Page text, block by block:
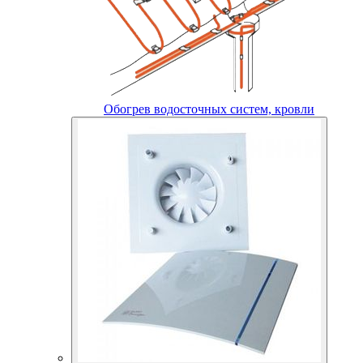
Обогрев водосточных систем, кровли